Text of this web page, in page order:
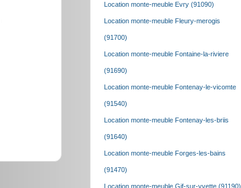
Location monte-meuble Evry (91090)
Location monte-meuble Fleury-merogis
(91700)
Location monte-meuble Fontaine-la-riviere
(91690)
Location monte-meuble Fontenay-le-vicomte
(91540)
Location monte-meuble Fontenay-les-briis
(91640)
Location monte-meuble Forges-les-bains
(91470)
Location monte-meuble Gif-sur-yvette (91190)